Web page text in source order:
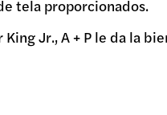
tela proporcionados.
Jr., A + P le da la